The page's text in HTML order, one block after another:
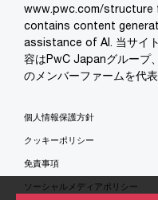
www.pwc.com/
contains content
assistance of AI. 当サイ
容はPwC Japanグループ
のメンバーファームを代
個人情報保護方針
クッキーポリシー
免責事項
ソーシャルメディアポリシー